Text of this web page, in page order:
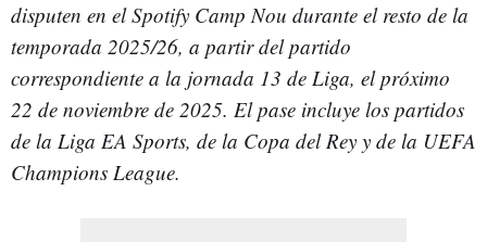
disputen en el Spotify Camp Nou durante el resto de la
temporada 2025/26, a partir del partido
correspondiente a la jornada 13 de Liga, el próximo
22 de noviembre de 2025. El pase incluye los partidos
de la Liga EA Sports, de la Copa del Rey y de la UEFA
Champions League.